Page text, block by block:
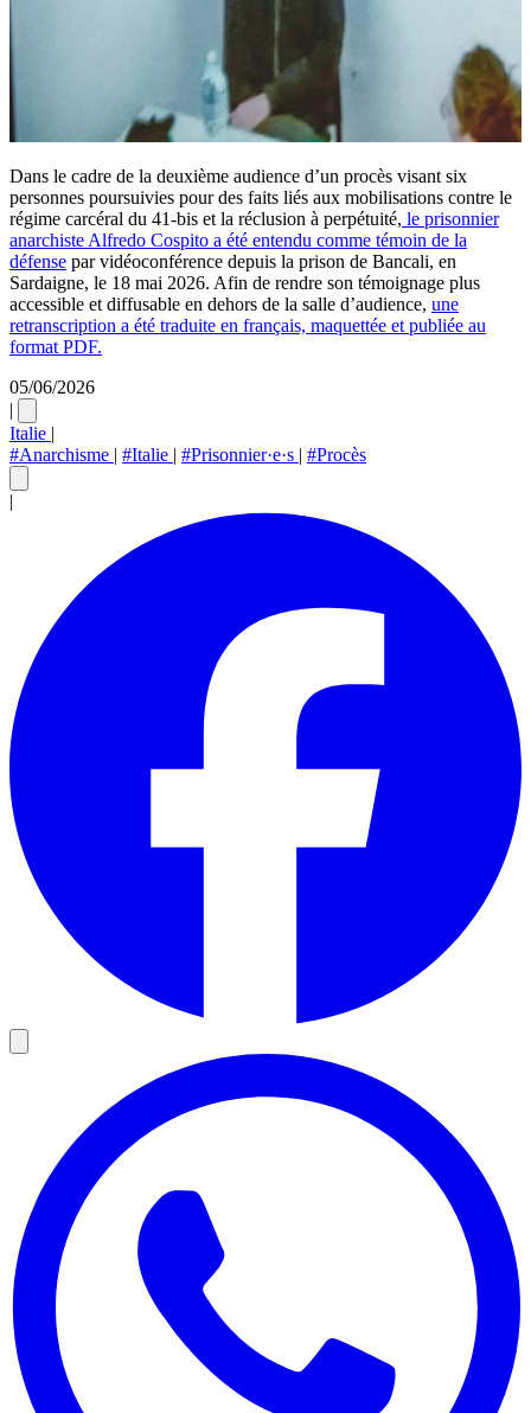
Dans le cadre de la deuxième audience d’un procès visant six
personnes poursuivies pour des faits liés aux mobilisations contre le
régime carcéral du 41-bis et la réclusion à perpétuité, le prisonnier
anarchiste Alfredo Cospito a été entendu comme témoin de la
défense par vidéoconférence depuis la prison de Bancali, en
Sardaigne, le 18 mai 2026. Afin de rendre son témoignage plus
accessible et diffusable en dehors de la salle d’audience, une
retranscription a été traduite en français, maquettée et publiée au
format PDF.
05/06/2026
|
Italie |
#Anarchisme | #Italie | #Prisonnier·e·s | #Procès
|